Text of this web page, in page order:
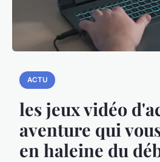
ACTU
les jeux vidéo
aventure qui
en haleine du